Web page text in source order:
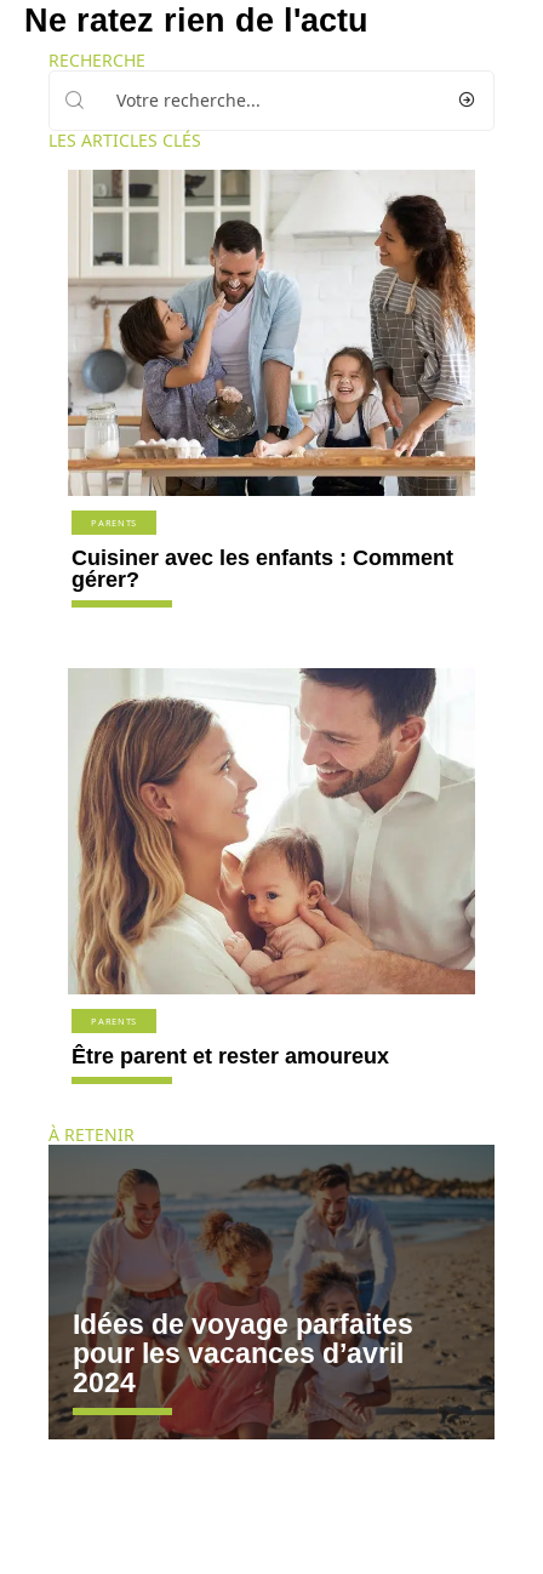
Ne ratez rien de l'actu
RECHERCHE
LES ARTICLES CLÉS
PARENTS
Cuisiner avec les enfants : Comment
gérer?
PARENTS
Être parent et rester amoureux
À RETENIR
Idées de voyage parfaites
pour les vacances d’avril
2024